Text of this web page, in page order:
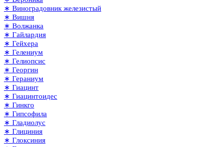
∗ Виноградовник железистый
∗ Вишня
∗ Волжанка
∗ Гайлардия
∗ Гейхера
∗ Гелениум
∗ Гелиопсис
∗ Георгин
∗ Гераниум
∗ Гиацинт
∗ Гиацинтоидес
∗ Гинкго
∗ Гипсофила
∗ Гладиолус
∗ Глициния
∗ Глоксиния